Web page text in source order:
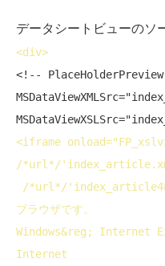
データシートビューのソ
<div>
<!-- PlaceHolderPreview
<iframe onload
/*url*/
/*url*/
ブラウザです。
Windows&reg; Internet
Internet